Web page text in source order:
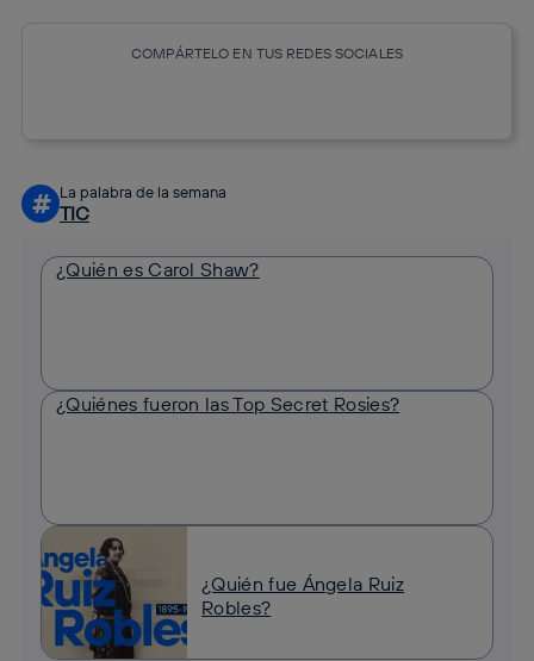
COMPÁRTELO EN TUS REDES SOCIALES
# La palabra de la semana
TIC
¿Quién es Carol Shaw?
¿Quiénes fueron las Top Secret Rosies?
¿Quién fue Ángela Ruiz
Robles?